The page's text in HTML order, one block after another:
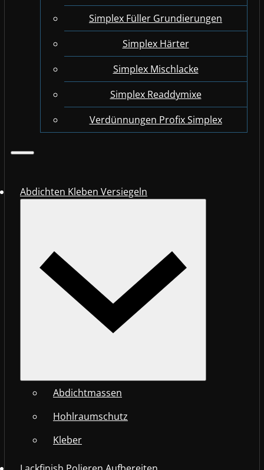
Simplex Füller Grundierungen
Simplex Härter
Simplex Mischlacke
Simplex Readdymixe
Verdünnungen Profix Simplex
Abdichten Kleben Versiegeln
Abdichtmassen
Hohlraumschutz
Kleber